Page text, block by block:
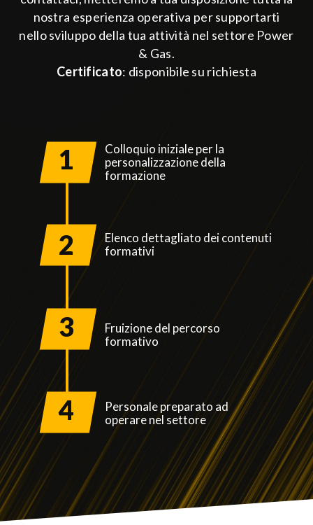
nostra esperienza operativa per supportarti
nello sviluppo della tua attività nel settore Power
& Gas.
Certificato: disponibile su richiesta
1
Colloquio iniziale per la
personalizzazione della
formazione
2
Elenco dettagliato dei contenuti
formativi
3
Fruizione del percorso
formativo
4
Personale preparato ad
operare nel settore